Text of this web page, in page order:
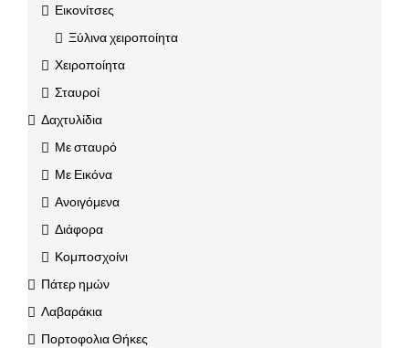
Εικονίτσες
Ξύλινα χειροποίητα
Χειροποίητα
Σταυροί
Δαχτυλίδια
Με σταυρό
Με Εικόνα
Ανοιγόμενα
Διάφορα
Κομποσχοίνι
Πάτερ ημών
Λαβαράκια
Πορτοφολια Θήκες